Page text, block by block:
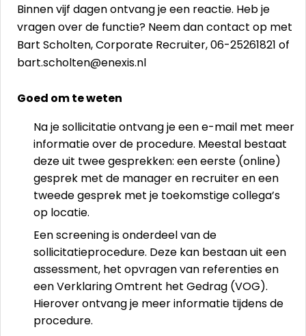
Binnen vijf dagen ontvang je een reactie. Heb je
vragen over de functie? Neem dan contact op met
Bart Scholten, Corporate Recruiter, 06-25261821 of
bart.scholten@enexis.nl
Goed om te weten
Na je sollicitatie ontvang je een e-mail met meer
informatie over de procedure. Meestal bestaat
deze uit twee gesprekken: een eerste (online)
gesprek met de manager en recruiter en een
tweede gesprek met je toekomstige collega’s
op locatie.
Een screening is onderdeel van de
sollicitatieprocedure. Deze kan bestaan uit een
assessment, het opvragen van referenties en
een Verklaring Omtrent het Gedrag (VOG).
Hierover ontvang je meer informatie tijdens de
procedure.